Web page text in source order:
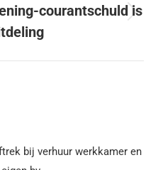
courantschuld is
bij verhuur werkkamer en